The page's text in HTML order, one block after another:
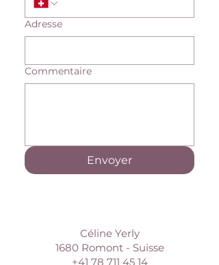
Adresse
Commentaire
Envoyer
Céline Yerly
1680 Romont - Suisse
+41 78 711 45 14